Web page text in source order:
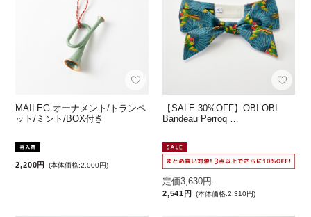
MAILEG オーナメント/トランペ
ット/ミント/BOX付き
2,200円 (本体価格:2,000円)
【SALE 30%OFF】OBI OBI
Bandeau Perroq …
定価3,630円
2,541円 (本体価格:2,310円)